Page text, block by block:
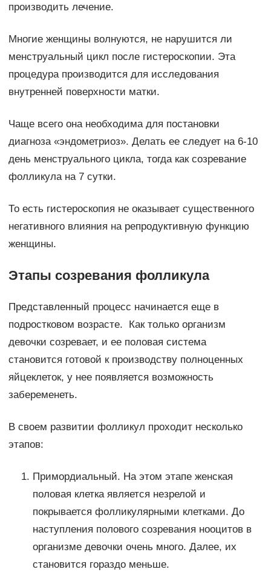
производить лечение.
Многие женщины волнуются, не нарушится ли
менструальный цикл после гистероскопии. Эта
процедура производится для исследования
внутренней поверхности матки.
Чаще всего она необходима для постановки
диагноза «эндометриоз». Делать ее следует на 6-10
день менструального цикла, тогда как созревание
фолликула на 7 сутки.
То есть гистероскопия не оказывает существенного
негативного влияния на репродуктивную функцию
женщины.
Этапы созревания фолликула
Представленный процесс начинается еще в
подростковом возрасте. Как только организм
девочки созревает, и ее половая система
становится готовой к производству полноценных
яйцеклеток, у нее появляется возможность
забеременеть.
В своем развитии фолликул проходит несколько
этапов:
Примордиальный. На этом этапе женская
половая клетка является незрелой и
покрывается фолликулярными клетками. До
наступления полового созревания нооцитов в
организме девочки очень много. Далее, их
становится гораздо меньше.